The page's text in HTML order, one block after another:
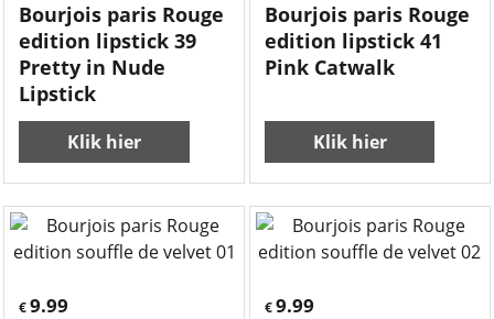
Bourjois paris Rouge
edition lipstick 39
Pretty in Nude
Lipstick
Klik hier
Bourjois paris Rouge
edition lipstick 41
Pink Catwalk
Klik hier
€ 9.99 €9.99